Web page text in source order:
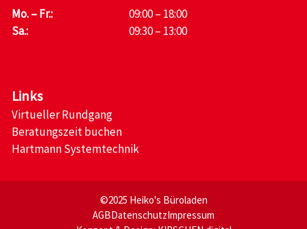
Mo. – Fr.:
09:00 – 18:00
Sa.:
09:30 – 13:00
Links
Virtueller Rundgang
Beratungszeit buchen
Hartmann Systemtechnik
©2025 Heiko's Büroladen
AGBDatenschutzImpressum